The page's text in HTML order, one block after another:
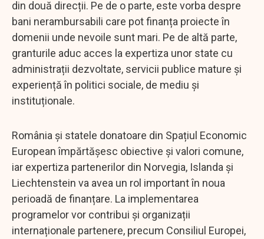
din două direcții. Pe de o parte, este vorba despre
bani nerambursabili care pot finanța proiecte în
domenii unde nevoile sunt mari. Pe de altă parte,
granturile aduc acces la expertiza unor state cu
administrații dezvoltate, servicii publice mature și
experiență în politici sociale, de mediu și
instituționale.
România și statele donatoare din Spațiul Economic
European împărtășesc obiective și valori comune,
iar expertiza partenerilor din Norvegia, Islanda și
Liechtenstein va avea un rol important în noua
perioadă de finanțare. La implementarea
programelor vor contribui și organizații
internaționale partenere, precum Consiliul Europei,